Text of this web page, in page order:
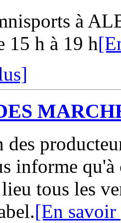
à
15 h à 19 h
des
informe
tous les
[En